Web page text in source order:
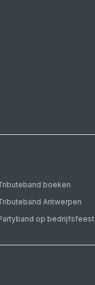
boeken
Antwerpen
op bedrijfsfeest